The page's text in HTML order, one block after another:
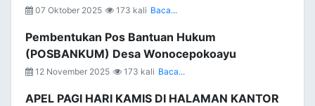
07 Oktober 2025 173 kali Baca...
Pembentukan Pos Bantuan Hukum
(POSBANKUM) Desa Wonocepokoayu
12 November 2025 173 kali Baca...
APEL PAGI HARI KAMIS DI HALAMAN KANTOR